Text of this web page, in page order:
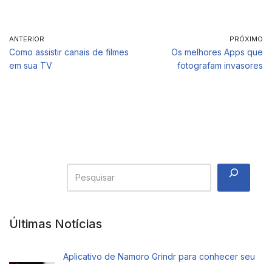
ANTERIOR
Como assistir canais de filmes
em sua TV
PRÓXIMO
Os melhores Apps que
fotografam invasores
Últimas Notícias
Aplicativo de Namoro Grindr para conhecer seu